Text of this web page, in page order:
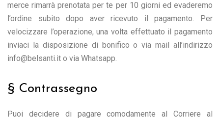
merce rimarrà prenotata per te per 10 giorni ed evaderemo
l’ordine subito dopo aver ricevuto il pagamento. Per
velocizzare l’operazione, una volta effettuato il pagamento
inviaci la disposizione di bonifico o via mail all’indirizzo
info@belsanti.it o via Whatsapp.
§ Contrassegno
Puoi decidere di pagare comodamente al Corriere al